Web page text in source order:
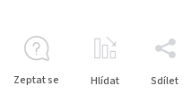
Zeptat se Hlídat Sdílet